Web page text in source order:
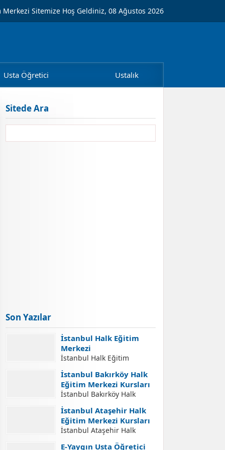
Merkezi Sitemize Hoş Geldiniz, 08 Ağustos 2026
Usta Öğretici Ustalık
Sitede Ara
Son Yazılar
İstanbul Halk Eğitim
Merkezi
İstanbul Halk Eğitim
Merkezi İletişim Adresleri
İstanbul Halk Eğitim
Merkezi İletişim Bilgileri,
İstanbul Halk Eğitim
Merkezleri Adresleri, Halk
Eğitim Merkezlerinde Açılan
Kurslara Kurs Kayıt
İşlemleri Nasıl Yapılır.
İstanbul Bakırköy Halk
Eğitim Merkezi Kursları
İstanbul Bakırköy Halk
Eğitim Merkezi Kursları
İstanbul Bakırköy Halk
Eğitim Merkezi Açılabilecek
Kursları. İstanbul Bakırköy
Halk Eğitim Merkezi Kurs
İstanbul Ataşehir Halk
Eğitim Merkezi Kursları
İstanbul Ataşehir Halk
Eğitim Merkezi Kursları
E-Yaygın Usta Öğretici